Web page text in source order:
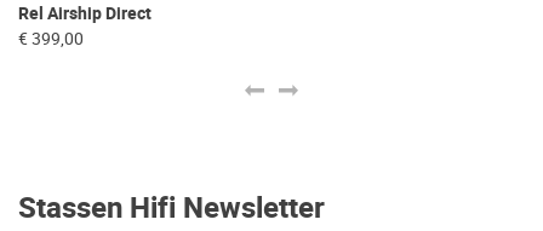
Rel Airship Direct
€ 399,00
Stassen Hifi Newsletter